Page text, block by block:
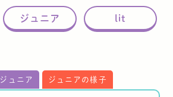
ジュニア lit
ジュニア ジュニアの様子